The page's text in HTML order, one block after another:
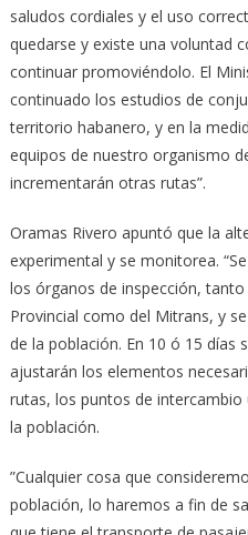
saludos cordiales y el uso
quedarse y existe una voluntad
continuar promoviéndolo. El
continuado los estudios de
territorio habanero, y en la
equipos de nuestro organismo
incrementarán otras rutas”.
Oramas Rivero apuntó que la
experimental y se monitorea.
los órganos de inspección,
Provincial como del Mitrans, y
de la población. En 10 ó 15 días
ajustarán los elementos
rutas, los puntos de
la población.
”Cualquier cosa que
población, lo haremos a fin de